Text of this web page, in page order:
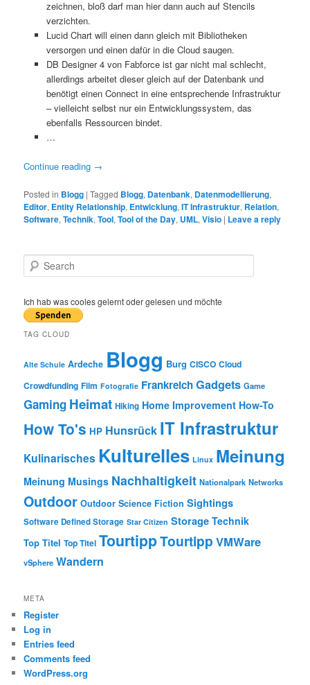
zeichnen, bloß darf man hier dann auch auf Stencils
verzichten.
Lucid Chart will einen dann gleich mit Bibliotheken
versorgen und einen dafür in die Cloud saugen.
DB Designer 4 von Fabforce ist gar nicht mal schlecht,
allerdings arbeitet dieser gleich auf der Datenbank und
benötigt einen Connect in eine entsprechende Infrastruktur
– vielleicht selbst nur ein Entwicklungssystem, das
ebenfalls Ressourcen bindet.
…
Continue reading →
Posted in Blogg |Tagged Blogg, Datenbank, Datenmodellierung,
Editor, Entity Relationship, Entwicklung,IT Infrastruktur, Relation,
Software,Technik,Tool,Tool of the Day, UML,Visio | Leave a reply
e
r
c
Ich hab was cooles gelernt oder gelesen und möchte
TAG CLOUD
Alte Schule Ardeche Blogg Burg CISCO Cloud
Crowdfunding Film Fotografie FrankreichGadgets Game
Gaming Heimat Hiking Home Improvement How-To
How To's HP Hunsrück IT Infrastruktur
Kulinarisches Kulturelles Linux Meinung
Meinung Musings Nachhaltigkeit Nationalpark Networks
Outdoor Outdoor Science Fiction Sightings
Software Defined Storage Star Citizen Storage Technik
Top Titel Top Titel TourtippTourtipp VMWare
vSphere Wandern
META
Register
Log in
Entries feed
Comments feed
WordPress.org